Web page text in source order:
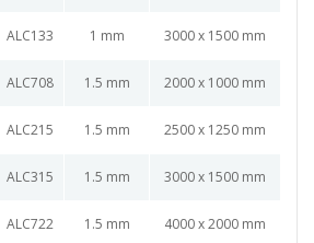
ALC133 1 mm 3000 x 1500 mm
ALC708 1.5 mm 2000 x 1000 mm
ALC215 1.5 mm 2500 x 1250 mm
ALC315 1.5 mm 3000 x 1500 mm
ALC722 1.5 mm 4000 x 2000 mm